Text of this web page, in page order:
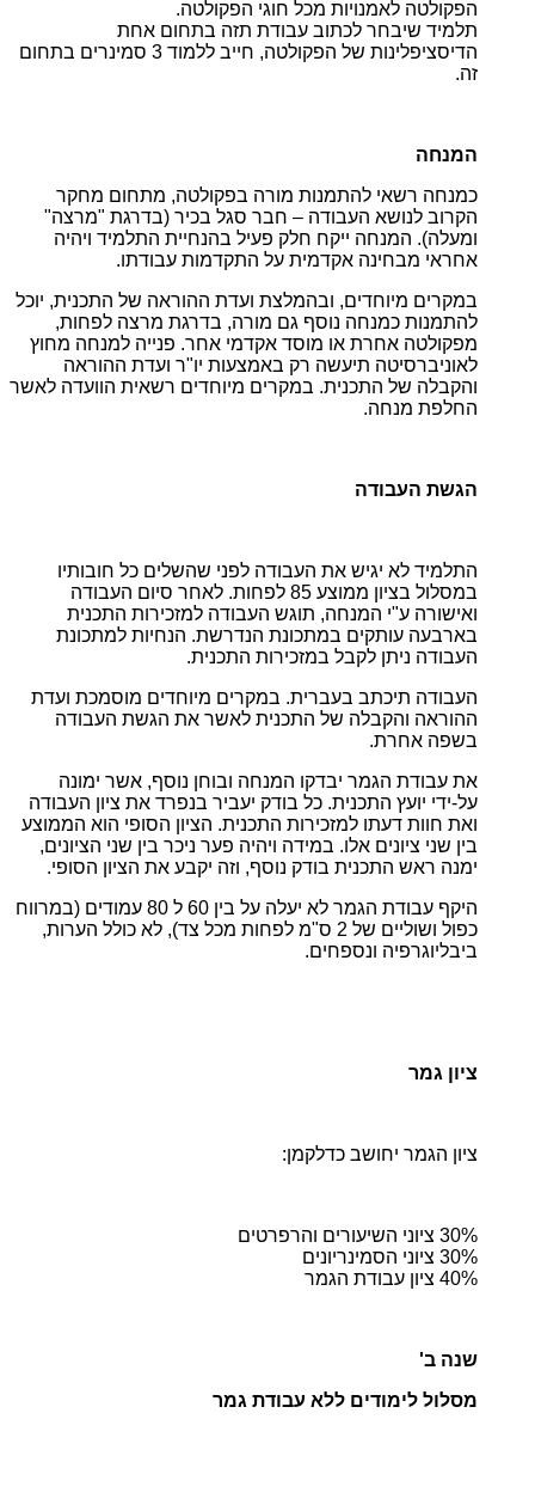
הפקולטה לאמנויות מכל חוגי הפקולטה.
תלמיד שיבחר לכתוב עבודת תזה בתחום אחת
הדיסציפלינות של הפקולטה, חייב ללמוד 3 סמינרים בתחום
זה.
המנחה
כמנחה רשאי להתמנות מורה בפקולטה, מתחום מחקר
הקרוב לנושא העבודה – חבר סגל בכיר (בדרגת "מרצה"
ומעלה). המנחה ייקח חלק פעיל בהנחיית התלמיד ויהיה
אחראי מבחינה אקדמית על התקדמות עבודתו.
במקרים מיוחדים, ובהמלצת ועדת ההוראה של התכנית, יוכל
להתמנות כמנחה נוסף גם מורה, בדרגת מרצה לפחות,
מפקולטה אחרת או מוסד אקדמי אחר. פנייה למנחה מחוץ
לאוניברסיטה תיעשה רק באמצעות יו"ר ועדת ההוראה
והקבלה של התכנית. במקרים מיוחדים רשאית הוועדה לאשר
החלפת מנחה.
הגשת העבודה
התלמיד לא יגיש את העבודה לפני שהשלים כל חובותיו
במסלול בציון ממוצע 85 לפחות. לאחר סיום העבודה
ואישורה ע"י המנחה, תוגש העבודה למזכירות התכנית
בארבעה עותקים במתכונת הנדרשת. הנחיות למתכונת
העבודה ניתן לקבל במזכירות התכנית.
העבודה תיכתב בעברית. במקרים מיוחדים מוסמכת ועדת
ההוראה והקבלה של התכנית לאשר את הגשת העבודה
בשפה אחרת.
את עבודת הגמר יבדקו המנחה ובוחן נוסף, אשר ימונה
על-ידי יועץ התכנית. כל בודק יעביר בנפרד את ציון העבודה
ואת חוות דעתו למזכירות התכנית. הציון הסופי הוא הממוצע
בין שני ציונים אלו. במידה ויהיה פער ניכר בין שני הציונים,
ימנה ראש התכנית בודק נוסף, וזה יקבע את הציון הסופי.
היקף עבודת הגמר לא יעלה על בין 60 ל 80 עמודים (במרווח
כפול ושוליים של 2 ס"מ לפחות מכל צד), לא כולל הערות,
ביבליוגרפיה ונספחים.
ציון גמר
ציון הגמר יחושב כדלקמן:
30% ציוני השיעורים והרפרטים
30% ציוני הסמינריונים
40% ציון עבודת הגמר
שנה ב'
מסלול לימודים ללא עבודת גמר